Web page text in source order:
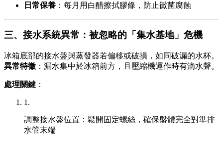
日常保養 ：每月用白醋擦拭膠條，防止黴菌腐蝕
三、接水系統異常：被忽略的「集水基地」危機
冰箱底部的接水盤與蒸發器若偏移或破損，如同破漏的水杯。
異常特徵 ：漏水集中於冰箱前方，且壓縮機運作時有滴水聲。
處理關鍵 ：
1.
調整接水盤位置：鬆開固定螺絲，確保盤體完全對準排
水管末端